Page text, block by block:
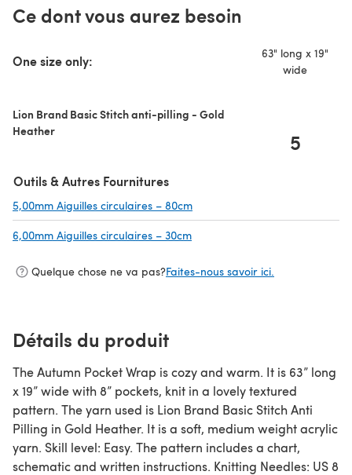
Ce dont vous aurez besoin
One size only:
63" long x 19"
wide
Lion Brand Basic Stitch anti-pilling - Gold
Heather
5
Outils & Autres Fournitures
5,00mm Aiguilles circulaires – 80cm
6,00mm Aiguilles circulaires – 30cm
Quelque chose ne va pas?Faites-nous savoir ici.
Détails du produit
The Autumn Pocket Wrap is cozy and warm. It is 63” long
x 19” wide with 8” pockets, knit in a lovely textured
pattern. The yarn used is Lion Brand Basic Stitch Anti
Pilling in Gold Heather. It is a soft, medium weight acrylic
yarn. Skill level: Easy. The pattern includes a chart,
schematic and written instructions. Knitting Needles: US 8